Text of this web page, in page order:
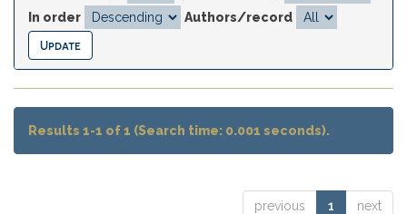
In order
Authors/record
Results 1-1 of 1 (Search time: 0.001 seconds).
previous 1 next